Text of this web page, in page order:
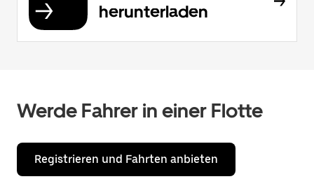
herunterladen
Werde Fahrer in einer Flotte
Registrieren und Fahrten anbieten